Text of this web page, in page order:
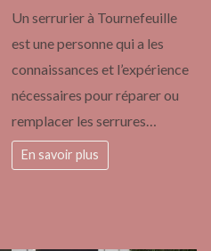
Un serrurier à Tournefeuille
est une personne qui a les
connaissances et l’expérience
nécessaires pour réparer ou
remplacer les serrures…
En savoir plus